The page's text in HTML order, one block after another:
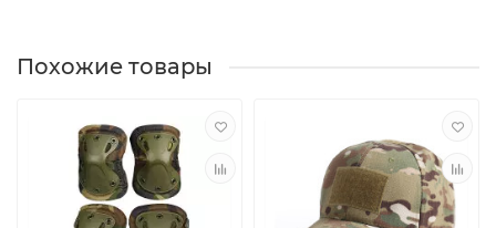
Похожие товары